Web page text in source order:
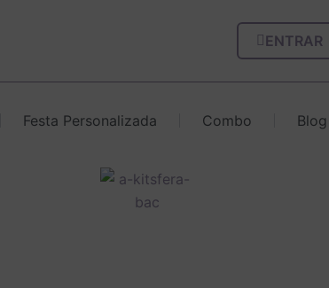
ENTRAR
Festa Personalizada Combo